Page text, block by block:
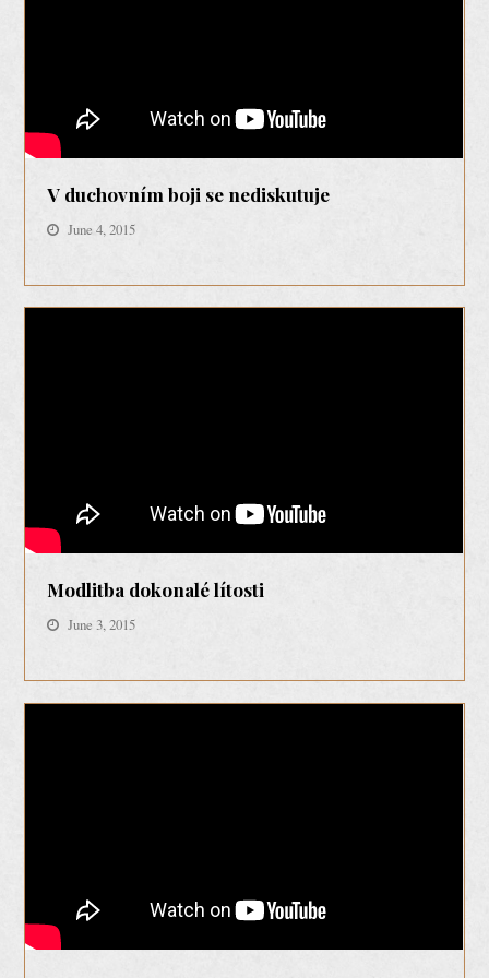
V duchovním boji se nediskutuje
June 4, 2015
Modlitba dokonalé lítosti
June 3, 2015